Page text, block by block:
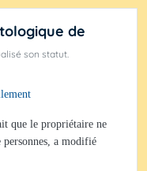
de
son statut.
que le propriétaire ne
personnes, a modifié